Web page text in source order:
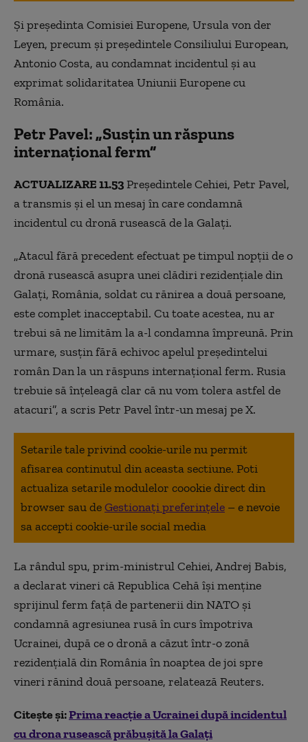
Şi preşedinta Comisiei Europene, Ursula von der
Leyen, precum şi preşedintele Consiliului European,
Antonio Costa, au condamnat incidentul şi au
exprimat solidaritatea Uniunii Europene cu
România.
Petr Pavel: „Susțin un răspuns
internațional ferm”
ACTUALIZARE 11.53Președintele Cehiei, Petr Pavel,
a transmis și el un mesaj în care condamnă
incidentul cu dronă rusească de la Galați.
„Atacul fără precedent efectuat pe timpul nopții de o
dronă rusească asupra unei clădiri rezidențiale din
Galați, România, soldat cu rănirea a două persoane,
este complet inacceptabil. Cu toate acestea, nu ar
trebui să ne limităm la a-l condamna împreună. Prin
urmare, susțin fără echivoc apelul președintelui
român Dan la un răspuns internațional ferm. Rusia
trebuie să înțeleagă clar că nu vom tolera astfel de
atacuri”, a scris Petr Pavel într-un mesaj pe X.
Setarile tale privind cookie-urile nu permit
afisarea continutul din aceasta sectiune. Poti
actualiza setarile modulelor coookie direct din
browser sau deGestionați preferințele – e nevoie
sa accepti cookie-urile social media
La rândul spu, prim-ministrul Cehiei, Andrej Babis,
a declarat vineri că Republica Cehă îşi menţine
sprijinul ferm faţă de partenerii din NATO şi
condamnă agresiunea rusă în curs împotriva
Ucrainei, după ce o dronă a căzut într-o zonă
rezidenţială din România în noaptea de joi spre
vineri rănind două persoane, relatează Reuters.
Citește și:Prima reacție a Ucrainei după incidentul
cu drona rusească prăbușită la Galați